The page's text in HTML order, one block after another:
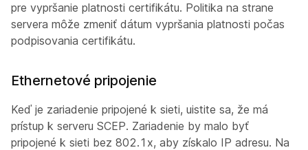
pre vypršanie platnosti certifikátu. Politika na strane
servera môže zmeniť dátum vypršania platnosti počas
podpisovania certifikátu.
Ethernetové pripojenie
Keď je zariadenie pripojené k sieti, uistite sa, že má
prístup k serveru SCEP. Zariadenie by malo byť
pripojené k sieti bez 802.1x, aby získalo IP adresu. Na